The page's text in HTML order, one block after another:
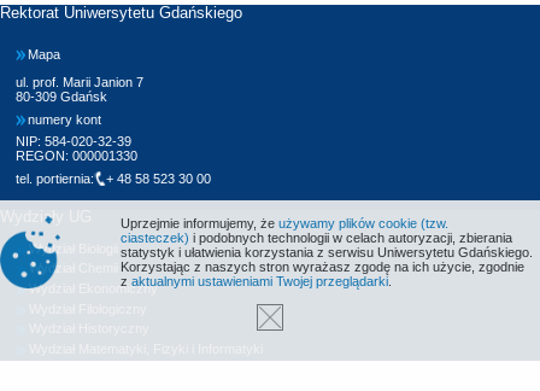
Rektorat Uniwersytetu Gdańskiego
Mapa
ul. prof. Marii Janion 7
80-309 Gdańsk
numery kont
NIP: 584-020-32-39
REGON: 000001330
tel. portiernia:
+ 48 58 523 30 00
Wydziały UG
Wydział Biologii
Wydział Chemii
Wydział Ekonomiczny
Uprzejmie informujemy, że używamy plików cookie (tzw.
ciasteczek) i podobnych technologii w celach autoryzacji, zbierania
statystyk i ułatwienia korzystania z serwisu Uniwersytetu Gdańskiego.
Korzystając z naszych stron wyrażasz zgodę na ich użycie, zgodnie
z aktualnymi ustawieniami Twojej przeglądarki